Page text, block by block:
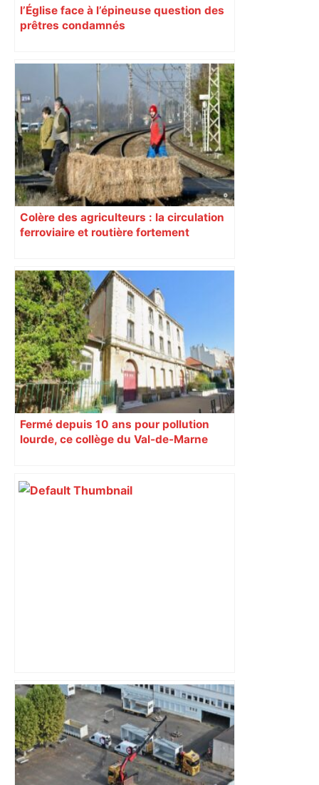
l’Église face à l’épineuse question des
prêtres condamnés
Colère des agriculteurs : la circulation
ferroviaire et routière fortement
Fermé depuis 10 ans pour pollution
lourde, ce collège du Val-de-Marne
« Rien d'inquiétant » pour Guillaume
Restes, le gardien de Toulouse, après
sa sortie à Metz – L'Équipe